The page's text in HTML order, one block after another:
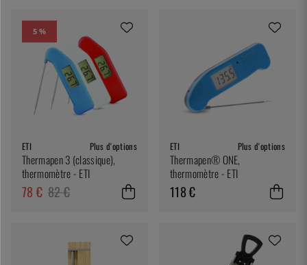
5 %
ETI Plus d'options
Thermapen 3 (classique),
thermomètre - ETI
78 € 82 €
ETI Plus d'options
Thermapen® ONE,
thermomètre - ETI
118 €